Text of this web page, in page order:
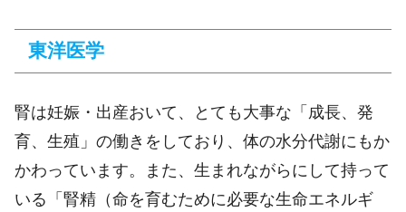
東洋医学
腎は妊娠・出産おいて、とても大事な「成長、発
育、生殖」の働きをしており、体の水分代謝にもか
かわっています。また、生まれながらにして持って
いる「腎精（命を育むために必要な生命エネルギ